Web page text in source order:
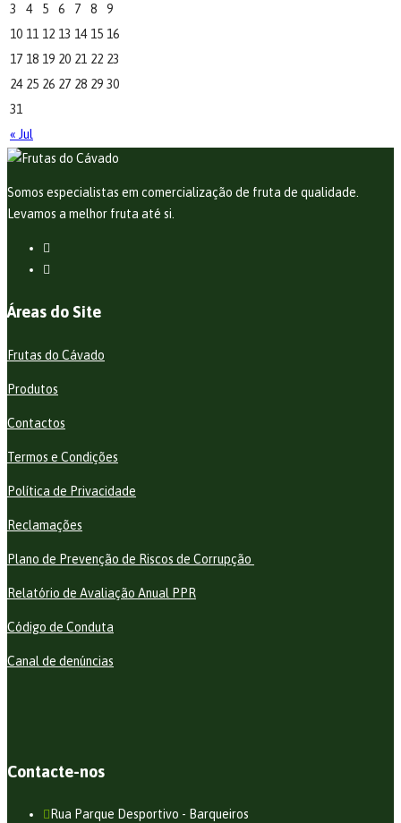
« Jul
3
4 5 6 7 8
9
10 11 12 13 14 15 16
17 18 19 20 21 22 23
24 25 26 27 28 29 30
31
Somos especialistas em comercialização de fruta de qualidade.
Levamos a melhor fruta até si.
Áreas do Site
Frutas do Cávado
Produtos
Contactos
Termos e Condições
Política de Privacidade
Reclamações
Plano de Prevenção de Riscos de Corrupção
Relatório de Avaliação Anual PPR
Código de Conduta
Canal de denúncias
Contacte-nos
Rua Parque Desportivo - Barqueiros